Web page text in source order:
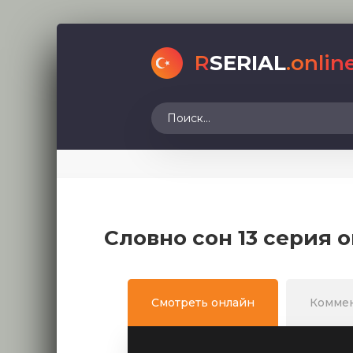
RSERIAL
Словно сон 13 серия
Смотреть онлайн